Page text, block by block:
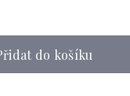
do košíku